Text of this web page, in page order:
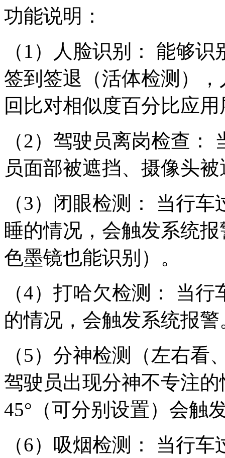
功能说明：
（ 1）人脸识别： 能够
签到签退（活体检测）
回比对相似度百分比应
（2）驾驶员离岗检查：
员面部被遮挡、摄像头
（3）闭眼检测： 当行车
睡的情况，会触发系统
色墨镜也能识别）。
（4）打哈欠检测： 当行
的情况，会触发系统报警
（5）分神检测（左右看
驾驶员出现分神不专注
45°（可分别设置）会触
（6）吸烟检测： 当行车